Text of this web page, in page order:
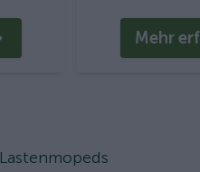
Mehr
Lastenmopeds